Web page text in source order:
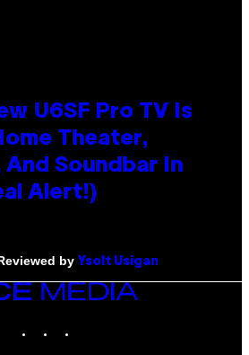
U6SF Pro TV Is
Theater,
And Soundbar In
Alert!)
by Ysolt Usigan